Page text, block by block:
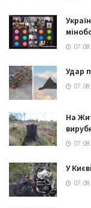
Удар
На
У